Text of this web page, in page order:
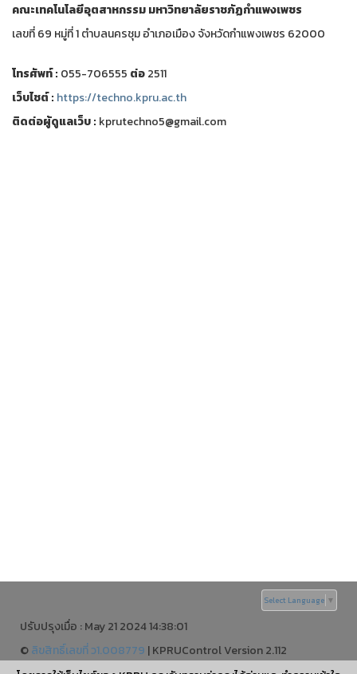
คณะเทคโนโลยีอุตสาหกรรมมหาวิทยาลัยราชภัฏกำแพงเพชร
เลขที่ 69 หมู่ที่ 1 ตำบลนครชุม อำเภอเมือง จังหวัดกำแพงเพชร 62000
โทรศัพท์ : 055-706555 ต่อ2511
เว็บไชต์ : https://techno.kpru.ac.th
ติดต่อผู้ดูแลเว็บ : kprutechno5@gmail.com
Select Language ▼
ปรับปรุงเมื่อ : May 21 2024 14:38:01
©ลิขสิทธิ์เลขที่ ว1.008779 |KPRUControl Version 2.112